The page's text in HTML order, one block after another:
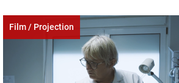
Film / Projection